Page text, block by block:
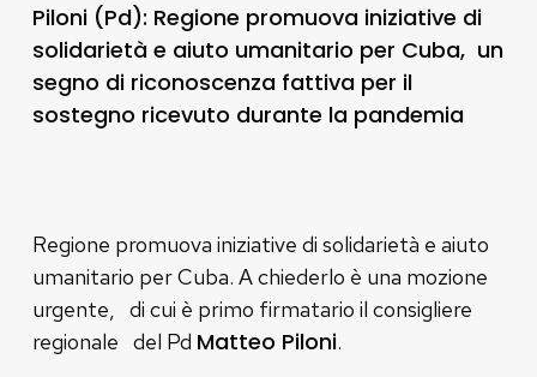
Piloni (Pd): Regione promuova iniziative di
solidarietà e aiuto umanitario per Cuba, un
segno di riconoscenza fattiva per il
sostegno ricevuto durante la pandemia
Regione promuova iniziative di solidarietà e aiuto
umanitario per Cuba. A chiederlo è una mozione
urgente, di cui è primo firmatario il consigliere
regionale del Pd Matteo Piloni.